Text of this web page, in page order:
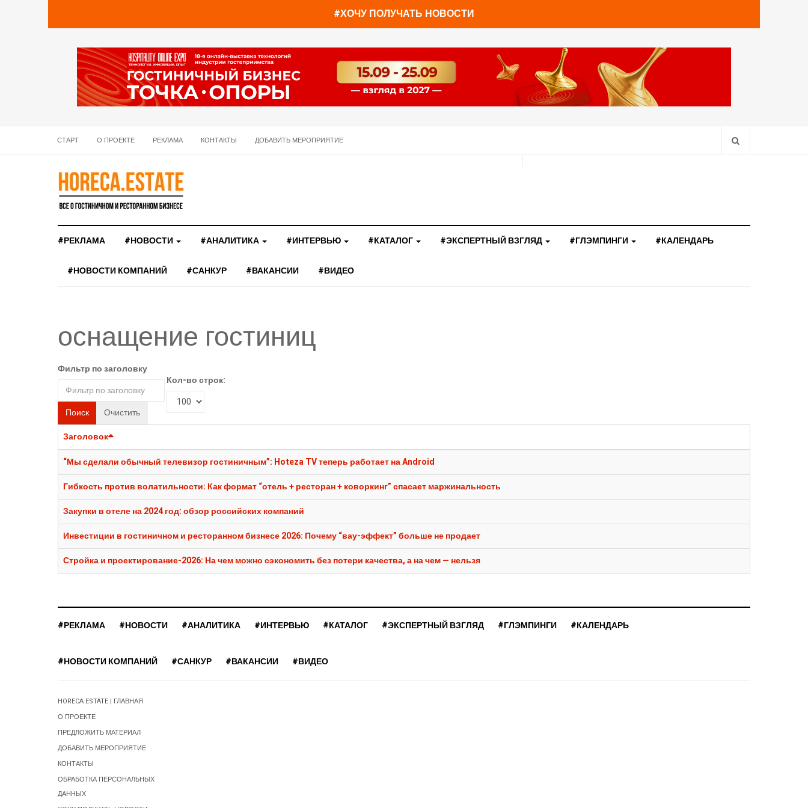
#ХОЧУ ПОЛУЧАТЬ НОВОСТИ
СТАРТ О ПРОЕКТЕ РЕКЛАМА КОНТАКТЫ ДОБАВИТЬ МЕРОПРИЯТИЕ
#РЕКЛАМА #НОВОСТИ #АНАЛИТИКА #ИНТЕРВЬЮ #КАТАЛОГ #ЭКСПЕРТНЫЙ ВЗГЛЯД #ГЛЭМПИНГИ #КАЛЕНДАРЬ
#НОВОСТИ КОМПАНИЙ #САНКУР #ВАКАНСИИ #ВИДЕО
оснащение гостиниц
Фильтр по заголовку
Поиск Очистить
Кол-во строк:
Заголовок
“Мы сделали обычный телевизор гостиничным”: Hoteza TV теперь работает на Android
Гибкость против волатильности: Как формат “отель + ресторан + коворкинг” спасает маржинальность
Закупки в отеле на 2024 год: обзор российских компаний
Инвестиции в гостиничном и ресторанном бизнесе 2026: Почему “вау-эффект” больше не продает
Стройка и проектирование-2026: На чем можно сэкономить без потери качества, а на чем — нельзя
#РЕКЛАМА #НОВОСТИ #АНАЛИТИКА #ИНТЕРВЬЮ #КАТАЛОГ #ЭКСПЕРТНЫЙ ВЗГЛЯД #ГЛЭМПИНГИ #КАЛЕНДАРЬ
#НОВОСТИ КОМПАНИЙ #САНКУР #ВАКАНСИИ #ВИДЕО
HORECA ESTATE | ГЛАВНАЯ
О ПРОЕКТЕ
ПРЕДЛОЖИТЬ МАТЕРИАЛ
ДОБАВИТЬ МЕРОПРИЯТИЕ
КОНТАКТЫ
ОБРАБОТКА ПЕРСОНАЛЬНЫХ
ДАННЫХ